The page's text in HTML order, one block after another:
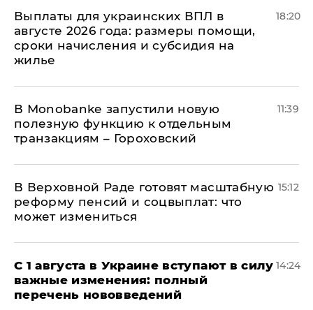
Выплаты для украинских ВПЛ в
августе 2026 года: размеры помощи,
сроки начисления и субсидия на
жилье
18:20
В Мonobankе запустили новую
полезную функцию к отдельным
транзакциям – Гороховский
11:39
В Верховной Раде готовят масштабную
реформу пенсий и соцвыплат: что
может измениться
15:12
С 1 августа в Украине вступают в силу
важные изменения: полный
перечень нововведений
14:24